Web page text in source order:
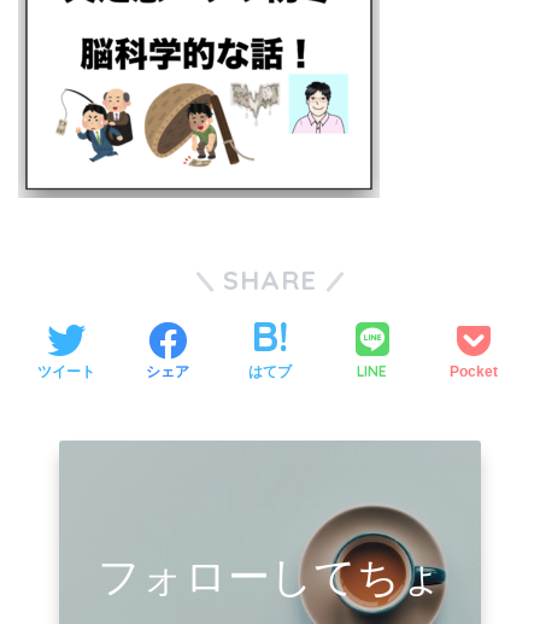
SHARE
ツイート シェア はてブ LINE Pocket
フォローしてちょ